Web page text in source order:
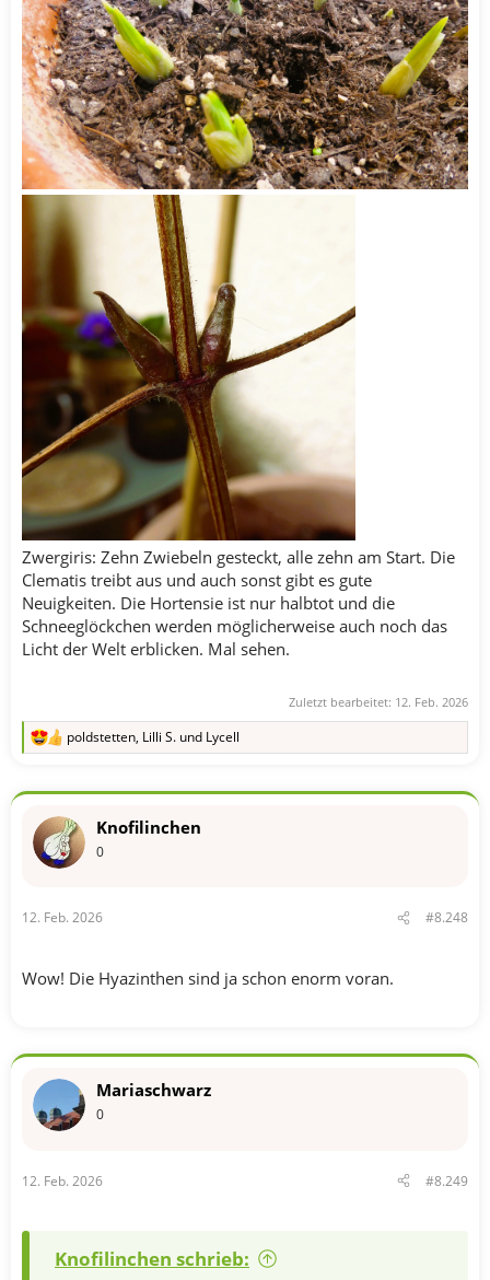
Zwergiris: Zehn Zwiebeln gesteckt, alle zehn am Start. Die
Clematis treibt aus und auch sonst gibt es gute
Neuigkeiten. Die Hortensie ist nur halbtot und die
Schneeglöckchen werden möglicherweise auch noch das
Licht der Welt erblicken. Mal sehen.
Zuletzt bearbeitet: 12. Feb. 2026
R
k
o
:
poldstetten, Lilli S. und Lycell
Knofilinchen
0
12. Feb. 2026 #8.248
Wow! Die Hyazinthen sind ja schon enorm voran.
Mariaschwarz
0
12. Feb. 2026 #8.249
Knofilinchen schrieb: